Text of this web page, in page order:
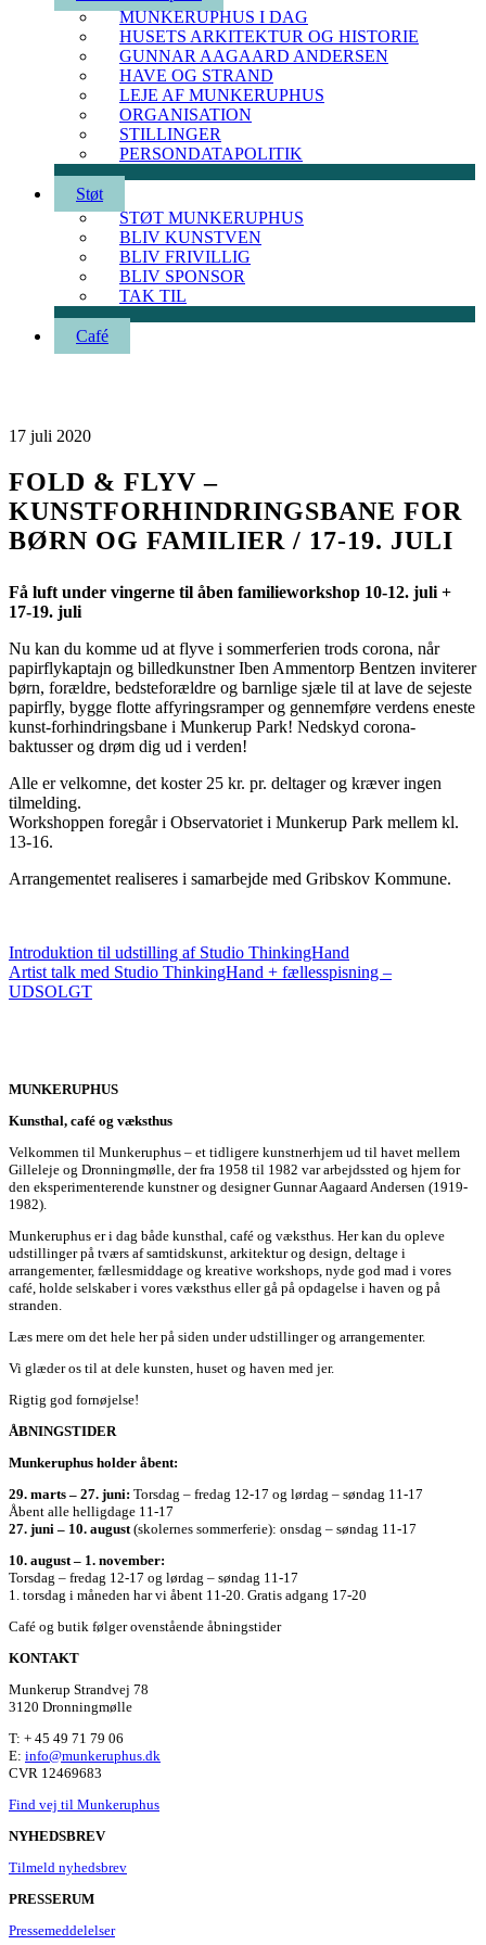
MUNKERUPHUS I DAG
HUSETS ARKITEKTUR OG HISTORIE
GUNNAR AAGAARD ANDERSEN
HAVE OG STRAND
LEJE AF MUNKERUPHUS
ORGANISATION
STILLINGER
PERSONDATAPOLITIK
Støt
STØT MUNKERUPHUS
BLIV KUNSTVEN
BLIV FRIVILLIG
BLIV SPONSOR
TAK TIL
Café
17 juli 2020
FOLD & FLYV –
KUNSTFORHINDRINGSBANE FOR
BØRN OG FAMILIER / 17-19. JULI
Få luft under vingerne til åben familieworkshop 10-12. juli +
17-19. juli
Nu kan du komme ud at flyve i sommerferien trods corona, når
papirflykaptajn og billedkunstner Iben Ammentorp Bentzen inviterer
børn, forældre, bedsteforældre og barnlige sjæle til at lave de sejeste
papirfly, bygge flotte affyringsramper og gennemføre verdens eneste
kunst-forhindringsbane i Munkerup Park! Nedskyd corona-
baktusser og drøm dig ud i verden!
Alle er velkomne, det koster 25 kr. pr. deltager og kræver ingen
tilmelding.
Workshoppen foregår i Observatoriet i Munkerup Park mellem kl.
13-16.
Arrangementet realiseres i samarbejde med Gribskov Kommune.
Introduktion til udstilling af Studio ThinkingHand
Artist talk med Studio ThinkingHand + fællesspisning –
UDSOLGT
MUNKERUPHUS
Kunsthal, café og væksthus
Velkommen til Munkeruphus – et tidligere kunstnerhjem ud til havet mellem
Gilleleje og Dronningmølle, der fra 1958 til 1982 var arbejdssted og hjem for
den eksperimenterende kunstner og designer Gunnar Aagaard Andersen (1919-
1982).
Munkeruphus er i dag både kunsthal, café og væksthus. Her kan du opleve
udstillinger på tværs af samtidskunst, arkitektur og design, deltage i
arrangementer, fællesmiddage og kreative workshops, nyde god mad i vores
café, holde selskaber i vores væksthus eller gå på opdagelse i haven og på
stranden.
Læs mere om det hele her på siden under udstillinger og arrangementer.
Vi glæder os til at dele kunsten, huset og haven med jer.
Rigtig god fornøjelse!
ÅBNINGSTIDER
Munkeruphus holder åbent:
29. marts – 27. juni: Torsdag – fredag 12-17 og lørdag – søndag 11-17
Åbent alle helligdage 11-17
27. juni – 10. august (skolernes sommerferie): onsdag – søndag 11-17
10. august – 1. november:
Torsdag – fredag 12-17 og lørdag – søndag 11-17
1. torsdag i måneden har vi åbent 11-20. Gratis adgang 17-20
Café og butik følger ovenstående åbningstider
KONTAKT
Munkerup Strandvej 78
3120 Dronningmølle
T: + 45 49 71 79 06
E: info@munkeruphus.dk
CVR 12469683
Find vej til Munkeruphus
NYHEDSBREV
Tilmeld nyhedsbrev
PRESSERUM
Pressemeddelelser